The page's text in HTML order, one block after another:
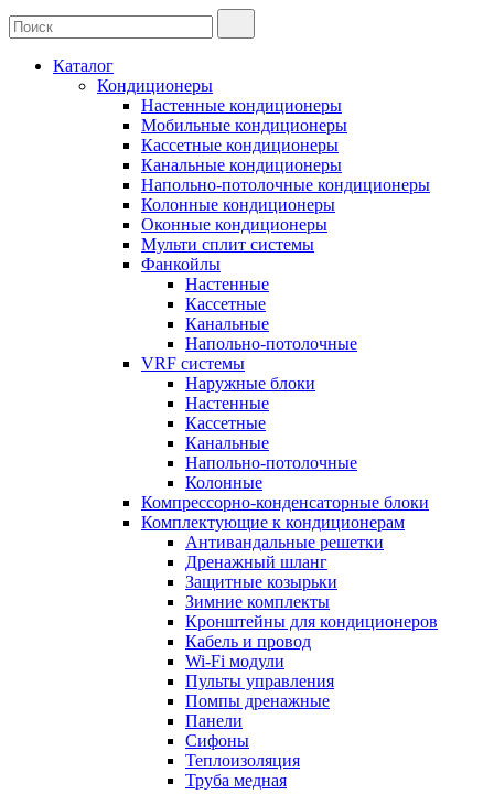
Каталог
Кондиционеры
Настенные кондиционеры
Мобильные кондиционеры
Кассетные кондиционеры
Канальные кондиционеры
Напольно-потолочные кондиционеры
Колонные кондиционеры
Оконные кондиционеры
Мульти сплит системы
Фанкойлы
Настенные
Кассетные
Канальные
Напольно-потолочные
VRF системы
Наружные блоки
Настенные
Кассетные
Канальные
Напольно-потолочные
Колонные
Компрессорно-конденсаторные блоки
Комплектующие к кондиционерам
Антивандальные решетки
Дренажный шланг
Защитные козырьки
Зимние комплекты
Кронштейны для кондиционеров
Кабель и провод
Wi-Fi модули
Пульты управления
Помпы дренажные
Панели
Сифоны
Теплоизоляция
Труба медная